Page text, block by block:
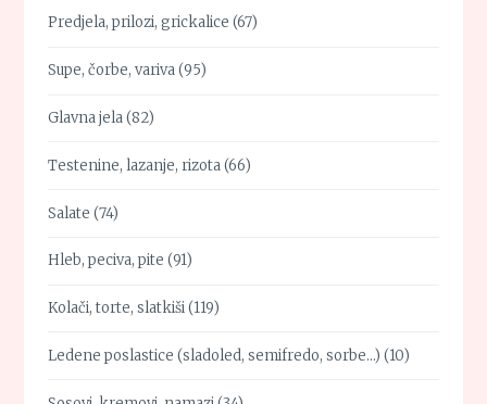
Predjela, prilozi, grickalice (67)
Supe, čorbe, variva(95)
Glavna jela(82)
Testenine, lazanje, rizota(66)
Salate (74)
Hleb, peciva, pite (91)
Kolači, torte, slatkiši(119)
Ledene poslastice (sladoled, semifredo, sorbe…) (10)